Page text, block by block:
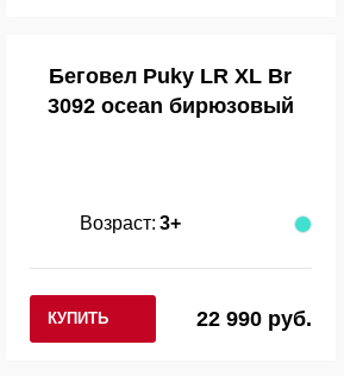
Беговел Puky LR XL Br
3092 ocean бирюзовый
Возраст: 3+
КУПИТЬ 22 990 руб.